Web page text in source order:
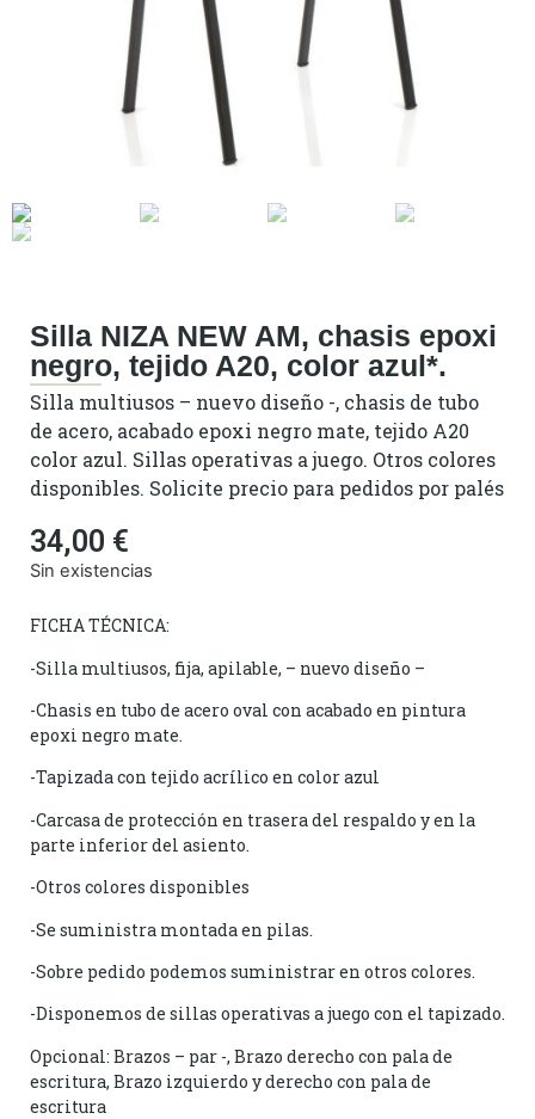
Silla NIZA NEW AM, chasis epoxi
negro, tejido A20, color azul*.
Silla multiusos – nuevo diseño -, chasis de tubo
de acero, acabado epoxi negro mate, tejido A20
color azul. Sillas operativas a juego. Otros colores
disponibles. Solicite precio para pedidos por palés
34,00 €
Sin existencias
FICHA TÉCNICA:
-Silla multiusos, fija, apilable, – nuevo diseño –
-Chasis en tubo de acero oval con acabado en pintura
epoxi negro mate.
-Tapizada con tejido acrílico en color azul
-Carcasa de protección en trasera del respaldo y en la
parte inferior del asiento.
-Otros colores disponibles
-Se suministra montada en pilas.
-Sobre pedido podemos suministrar en otros colores.
-Disponemos de sillas operativas a juego con el tapizado.
Opcional: Brazos – par -, Brazo derecho con pala de
escritura, Brazo izquierdo y derecho con pala de
escritura